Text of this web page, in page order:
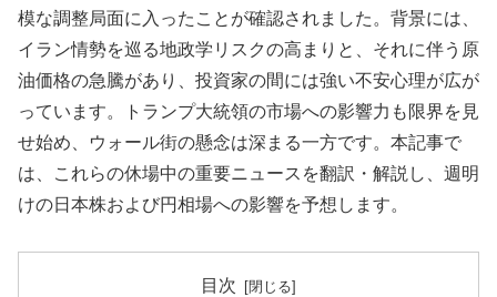
模な調整局面に入ったことが確認されました。背景には、
イラン情勢を巡る地政学リスクの高まりと、それに伴う原
油価格の急騰があり、投資家の間には強い不安心理が広が
っています。トランプ大統領の市場への影響力も限界を見
せ始め、ウォール街の懸念は深まる一方です。本記事で
は、これらの休場中の重要ニュースを翻訳・解説し、週明
けの日本株および円相場への影響を予想します。
目次